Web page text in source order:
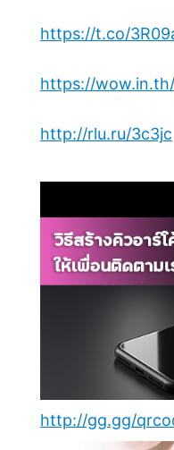
https://t.co/
https://
http://rlu.ru/3c3jc
http://gg.gg/